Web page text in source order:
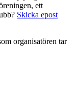
ett
Skicka epost
organisatören tar